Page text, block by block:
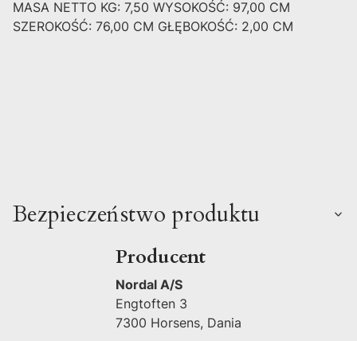
MASA NETTO KG: 7,50 WYSOKOŚĆ: 97,00 CM
SZEROKOŚĆ: 76,00 CM GŁĘBOKOŚĆ: 2,00 CM
Bezpieczeństwo produktu
Producent
Nordal A/S
Engtoften 3
7300 Horsens, Dania